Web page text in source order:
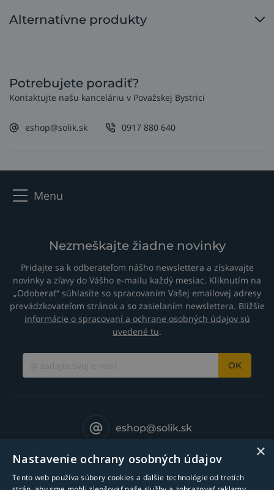
Alternatívne produkty
Potrebujete poradiť?
Kontaktujte našu kanceláriu v Považskej Bystrici
eshop@solik.sk 0917 880 640
Menu
Nezmeškajte žiadne novinky
Pridajte sa k odberateľom nášho newslettera a získavajte
novinky a zľavy do Vášho e-mailu každý mesiac. Kliknutím na
„Odoberať“ súhlasíte so spracovaním Vašej emailovej adresy
prevádzkovateľom stránok a so zasielaním newslettera. Bližšie
informácie o spracovaní a ochrane osobných údajov sú
uvedené tu.
OK
eshop@solik.sk
×
Nastavenie ochrany osobných údajov
Tento web používa súbory cookies a ďalšie technológie od tretích